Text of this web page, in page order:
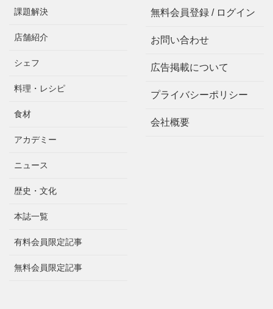
課題解決
店舗紹介
シェフ
料理・レシピ
食材
アカデミー
ニュース
歴史・文化
本誌一覧
有料会員限定記事
無料会員限定記事
無料会員登録 / ログイン
お問い合わせ
広告掲載について
プライバシーポリシー
会社概要